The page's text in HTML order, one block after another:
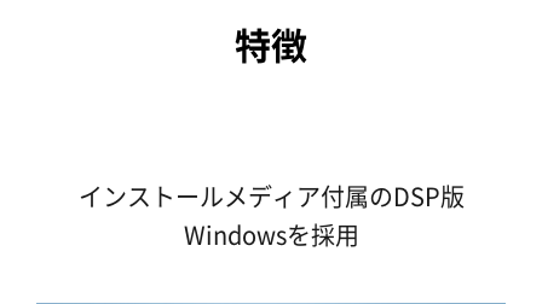
特徴
インストールメディア付属のDSP版
Windowsを採用